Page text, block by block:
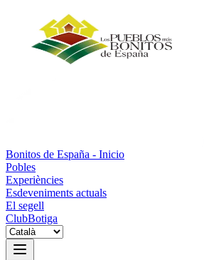
Bonitos de España - Inicio
Pobles
Experiències
Esdeveniments actuals
El segell
ClubBotiga